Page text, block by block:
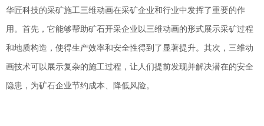
华匠科技的采矿施工三维动画在采矿企业和行业中发挥了重要的作
用。首先，它能够帮助矿石开采企业以三维动画的形式展示采矿过程
和地质构造，使得生产效率和安全性得到了显著提升。其次，三维动
画技术可以展示复杂的施工过程，让人们提前发现并解决潜在的安全
隐患，为矿石企业节约成本、降低风险。